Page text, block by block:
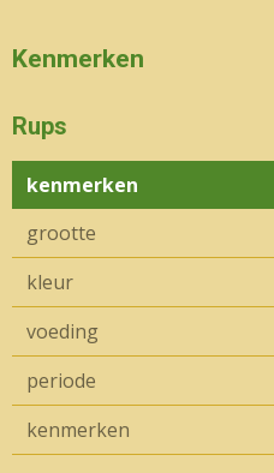
Kenmerken
Rups
kenmerken
grootte
kleur
voeding
periode
kenmerken